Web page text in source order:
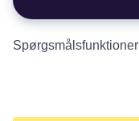
Spørgsmålsfunktioner